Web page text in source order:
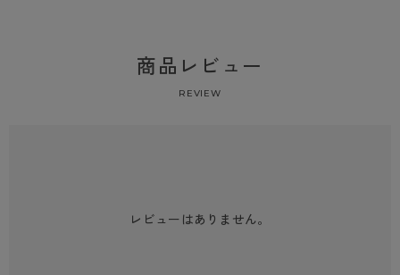
商品レビュー
REVIEW
レビューはありません。